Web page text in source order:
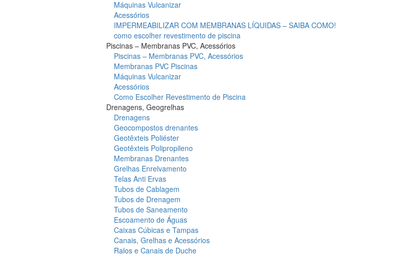
Máquinas Vulcanizar
Acessórios
IMPERMEABILIZAR COM MEMBRANAS LÍQUIDAS – SAIBA COMO!
como escolher revestimento de piscina
Piscinas – Membranas PVC, Acessórios
Piscinas – Membranas PVC, Acessórios
Membranas PVC Piscinas
Máquinas Vulcanizar
Acessórios
Como Escolher Revestimento de Piscina
Drenagens, Geogrelhas
Drenagens
Geocompostos drenantes
Geotêxteis Poliéster
Geotêxteis Polipropileno
Membranas Drenantes
Grelhas Enrelvamento
Telas Anti Ervas
Tubos de Cablagem
Tubos de Drenagem
Tubos de Saneamento
Escoamento de Águas
Caixas Cúbicas e Tampas
Canais, Grelhas e Acessórios
Ralos e Canais de Duche